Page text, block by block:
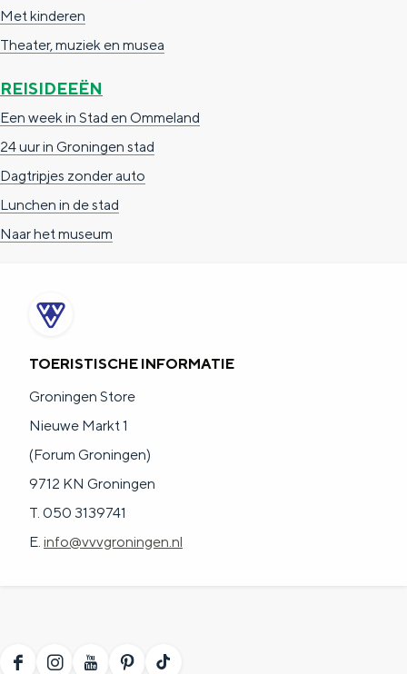
Met kinderen
Theater, muziek en musea
REISIDEEËN
Een week in Stad en Ommeland
24 uur in Groningen stad
Dagtripjes zonder auto
Lunchen in de stad
Naar het museum
TOERISTISCHE INFORMATIE
Groningen Store
Nieuwe Markt 1
(Forum Groningen)
9712 KN Groningen
T. 050 3139741
E. info@vvvgroningen.nl